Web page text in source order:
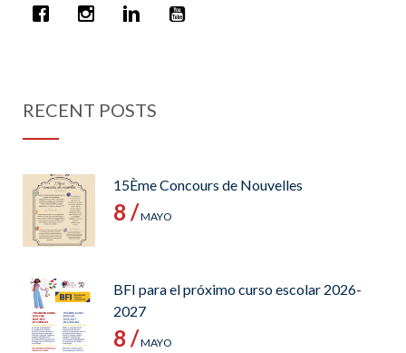
RECENT POSTS
15Ème Concours de Nouvelles
8 /MAYO
BFI para el próximo curso escolar 2026-
2027
8 /MAYO